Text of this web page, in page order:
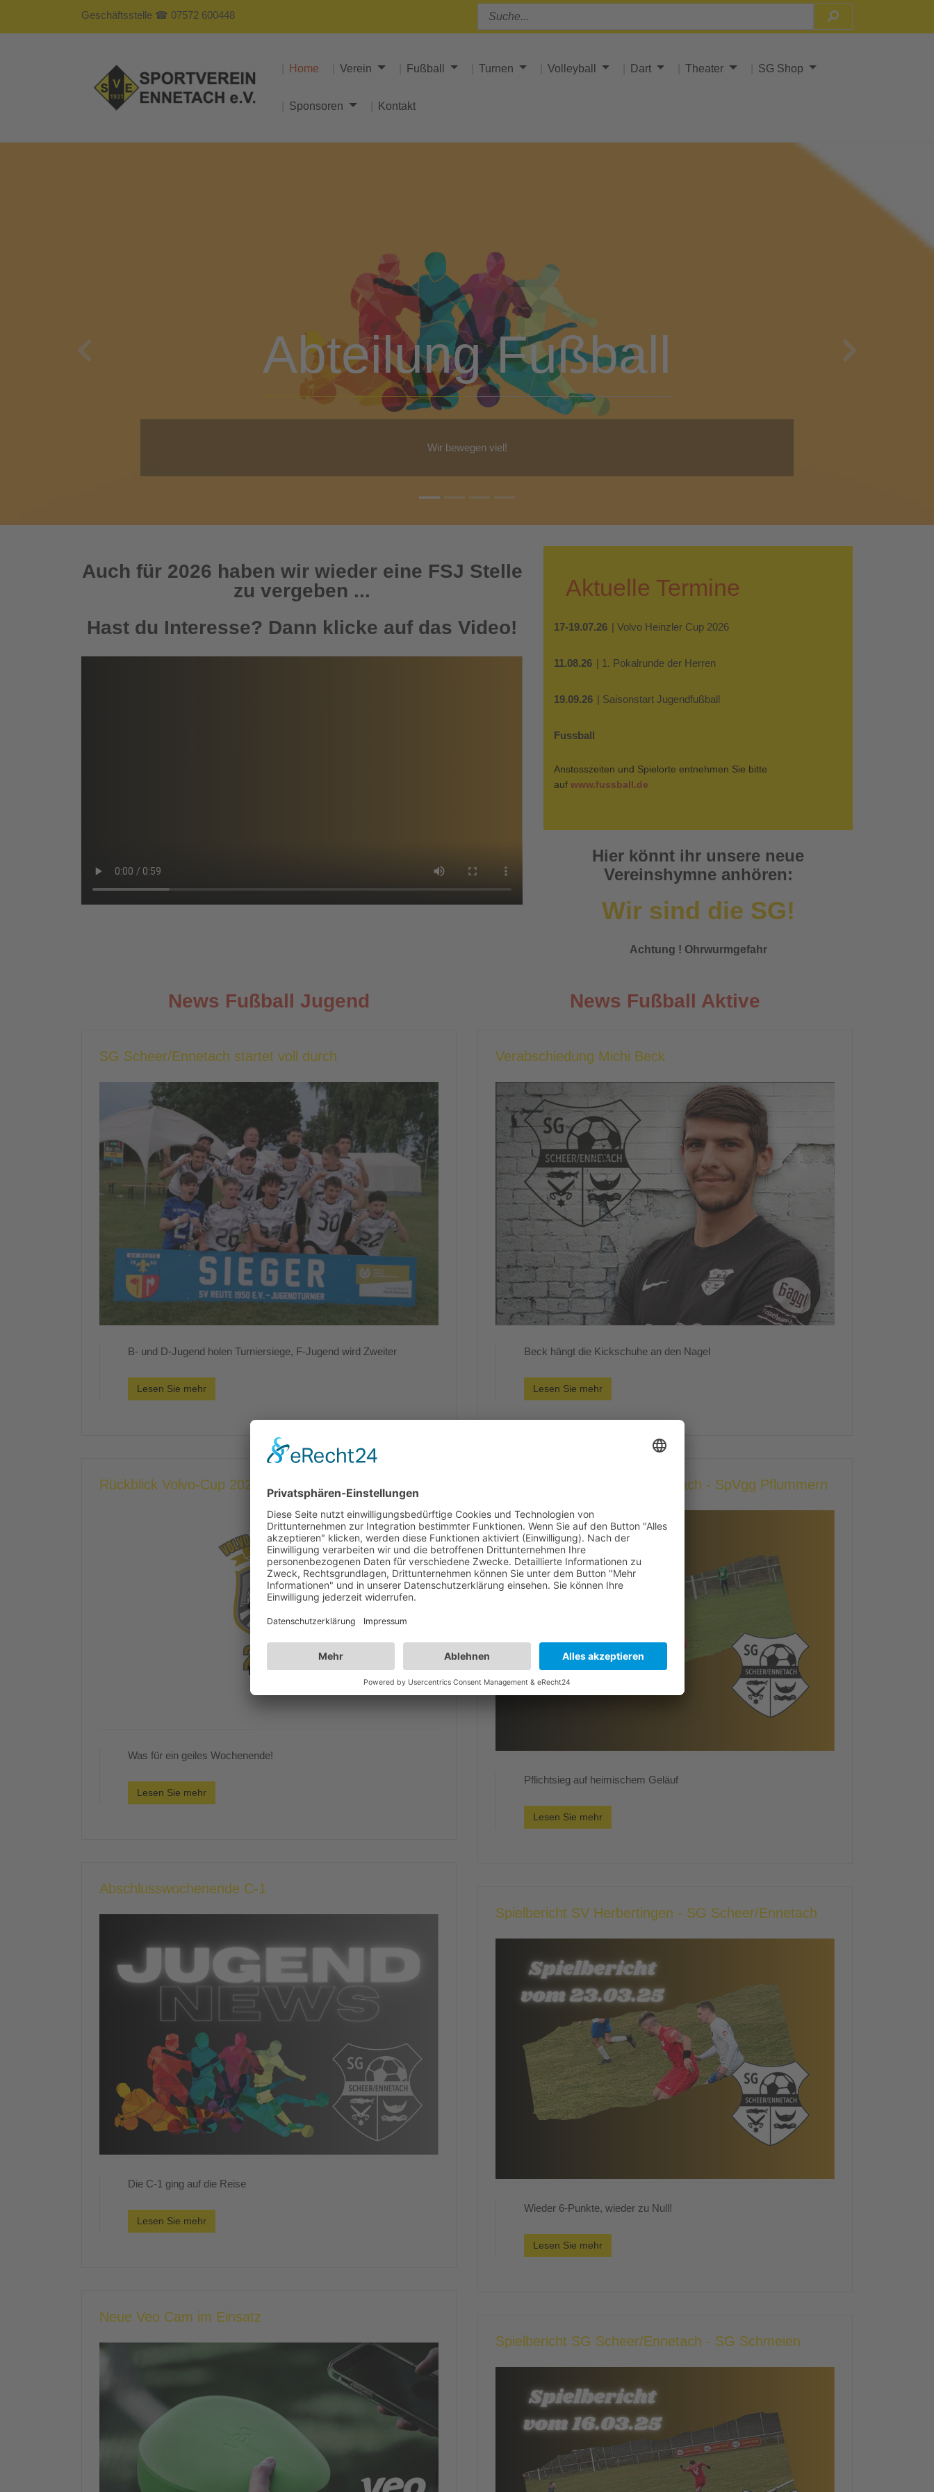
Geschäftsstelle ☎ 07572 600448
Home Verein Fußball Turnen Volleyball Dart Theater SG Shop
Sponsoren Kontakt
Abteilung Turnen
Ob Yoga, Step-Aerobic, Gymnastik, Walking - für jeden ist etwas dabei!
Previous
Auch für 2026 haben wir wieder eine FSJ Stelle
zu vergeben ...
Hast du Interesse? Dann klicke auf das Video!
Aktuelle Termine
17-19.07.26 | Volvo Heinzler Cup 2026
11.08.26 | 1. Pokalrunde der Herren
19.09.26 | Saisonstart Jugendfußball
Fussball
Anstosszeiten und Spielorte entnehmen Sie bitte
auf www.fussball.de
Hier könnt ihr unsere neue
Vereinshymne anhören:
Wir sind die SG!
Achtung ! Ohrwurmgefahr
News Fußball Jugend
SG Scheer/Ennetach startet voll durch
B- und D-Jugend holen Turniersiege, F-Jugend wird Zweiter
Lesen Sie mehr
Rückblick Volvo-Cup 2025
Was für ein geiles Wochenende!
Lesen Sie mehr
Abschlusswochenende C-1
Die C-1 ging auf die Reise
Lesen Sie mehr
Neue Veo Cam im Einsatz
News Fußball Aktive
Verabschiedung Michi Beck
Beck hängt die Kickschuhe an den Nagel
Lesen Sie mehr
Spielbericht SG Scheer/Ennetach - SpVgg Pflummern
Pflichtsieg auf heimischem Geläuf
Lesen Sie mehr
Spielbericht SV Herbertingen - SG Scheer/Ennetach
Wieder 6-Punkte, wieder zu Null!
Lesen Sie mehr
Spielbericht SG Scheer/Ennetach - SG Schmeien